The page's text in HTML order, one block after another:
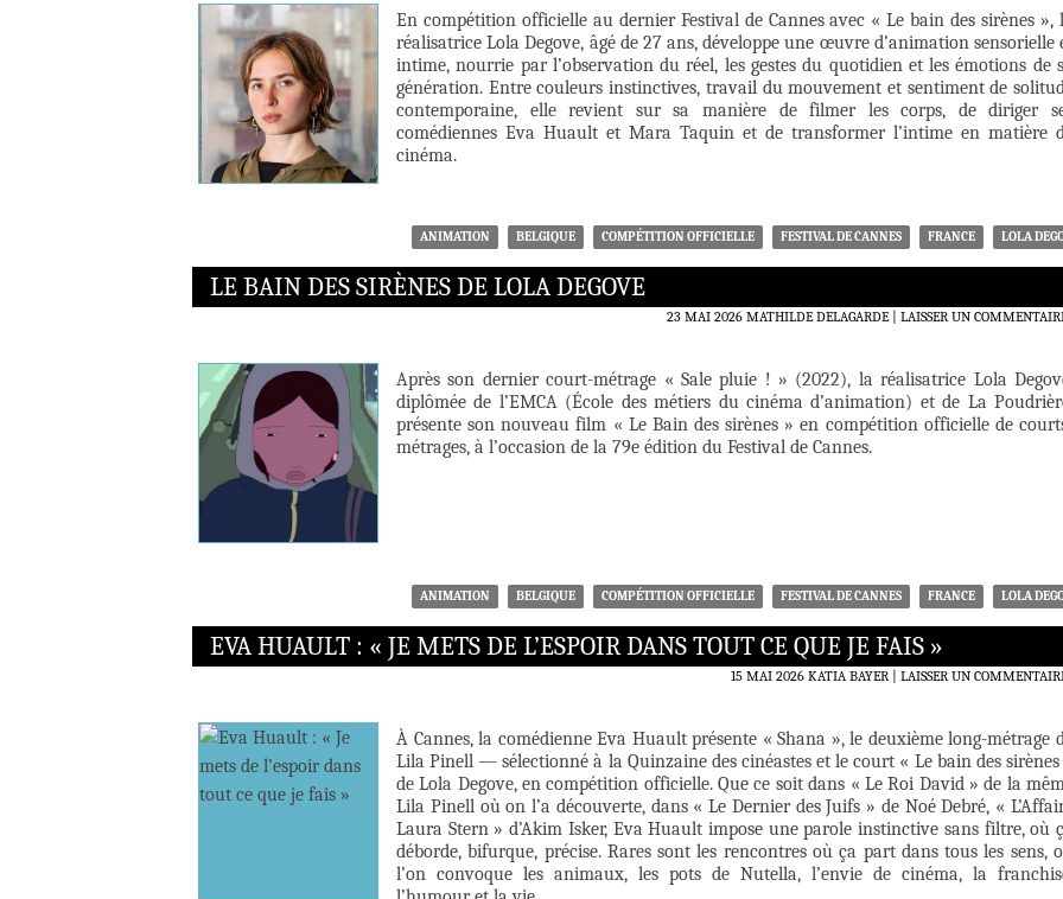
En compétition officielle au dernier Festival de Cannes avec « Le bain des sirènes »,
réalisatrice Lola Degove, âgé de 27 ans, développe une œuvre d’animation sensorielle
intime, nourrie par l’observation du réel, les gestes du quotidien et les émotions de
génération. Entre couleurs instinctives, travail du mouvement et sentiment de
contemporaine, elle revient sur sa manière de filmer les corps, de diriger
comédiennes Eva Huault et Mara Taquin et de transformer l’intime en matière
cinéma.
ANIMATION BELGIQUE COMPÉTITION OFFICIELLE FESTIVAL DE CANNES FRANCE LOLA
LE BAIN DES SIRÈNES DE LOLA DEGOVE
23 MAI 2026 MATHILDE DELAGARDE LAISSER UN
Après son dernier court-métrage « Sale pluie ! » (2022), la réalisatrice Lola
diplômée de l’EMCA (École des métiers du cinéma d’animation) et de La
présente son nouveau film « Le Bain des sirènes » en compétition officielle de
métrages, à l’occasion de la 79e édition du Festival de Cannes.
ANIMATION BELGIQUE COMPÉTITION OFFICIELLE FESTIVAL DE CANNES FRANCE LOLA
EVA HUAULT : « JE METS DE L’ESPOIR DANS TOUT CE QUE JE FAIS »
15 MAI 2026 KATIA BAYER LAISSER UN
À Cannes, la comédienne Eva Huault présente « Shana », le deuxième long-métrage
Lila Pinell — sélectionné à la Quinzaine des cinéastes et le court « Le bain des sirènes
de Lola Degove, en compétition officielle. Que ce soit dans « Le Roi David » de la
Lila Pinell où on l’a découverte, dans « Le Dernier des Juifs » de Noé Debré, «
Laura Stern » d’Akim Isker, Eva Huault impose une parole instinctive sans filtre, où
déborde, bifurque, précise. Rares sont les rencontres où ça part dans tous les sens,
l’on convoque les animaux, les pots de Nutella, l’envie de cinéma, la